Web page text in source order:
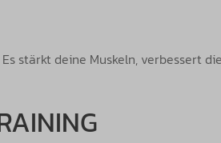
stärkt deine Muskeln, verbessert